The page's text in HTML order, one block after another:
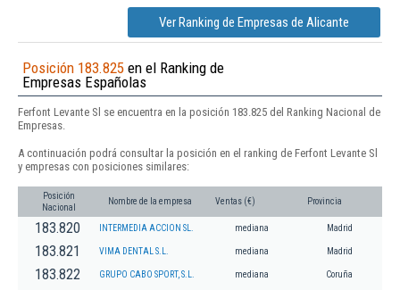
Ver Ranking de Empresas de Alicante
Posición 183.825 en el Ranking de
Empresas Españolas
Ferfont Levante Sl se encuentra en la posición 183.825 del Ranking Nacional de
Empresas.
A continuación podrá consultar la posición en el ranking de Ferfont Levante Sl
y empresas con posiciones similares:
Posición
Nacional
Nombre de la empresa Ventas (€) Provincia
183.820 INTERMEDIA ACCION SL. mediana Madrid
183.821 VIMA DENTAL S.L. mediana Madrid
183.822 GRUPO CABO SPORT, S.L. mediana Coruña